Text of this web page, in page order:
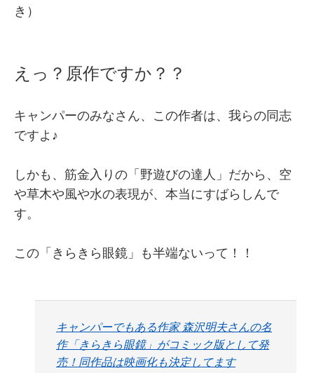
き）
えっ？原作ですか？？
キャンパーのみなさん、この作者は、我らの同志
ですよ♪
しかも、筋金入りの「野遊びの達人」だから、空
や草木や風や水の表現が、本当にすばらしんで
す。
この「きらきら眼鏡」も半端ないって！！
キャンパーでもある作家 森沢明夫さんの名
作「きらきら眼鏡」がコミック版として発
売！同作品は映画化も決定してます